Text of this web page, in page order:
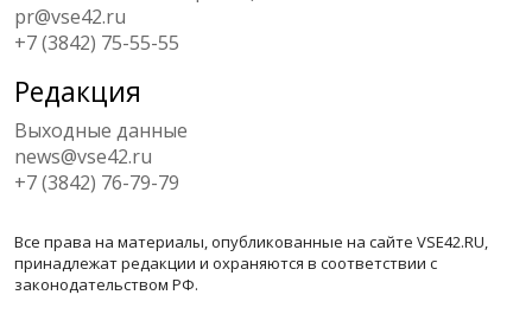
pr@vse42.ru
+7 (3842) 75-55-55
Редакция
Выходные данные
news@vse42.ru
+7 (3842) 76-79-79
Все права на материалы, опубликованные на сайте VSE42.RU,
принадлежат редакции и охраняются в соответствии с
законодательством РФ.